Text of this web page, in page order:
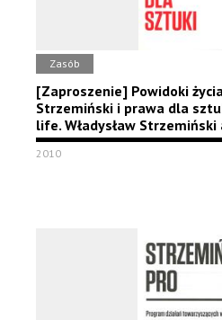
Zasób
[Zaproszenie] Powidoki
Strzemiński i prawa dla
life. Władysław
2010